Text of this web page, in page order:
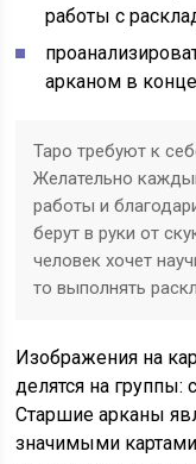
работы с
арканом в
Таро требуют к
Желательно
работы и
берут в руки от
человек хочет
то выполнять
Изображения на
делятся на
Старшие арканы
значимыми